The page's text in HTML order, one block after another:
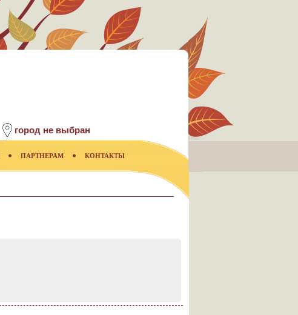
город не выбран
ПАРТНЕРАМ КОНТАКТЫ